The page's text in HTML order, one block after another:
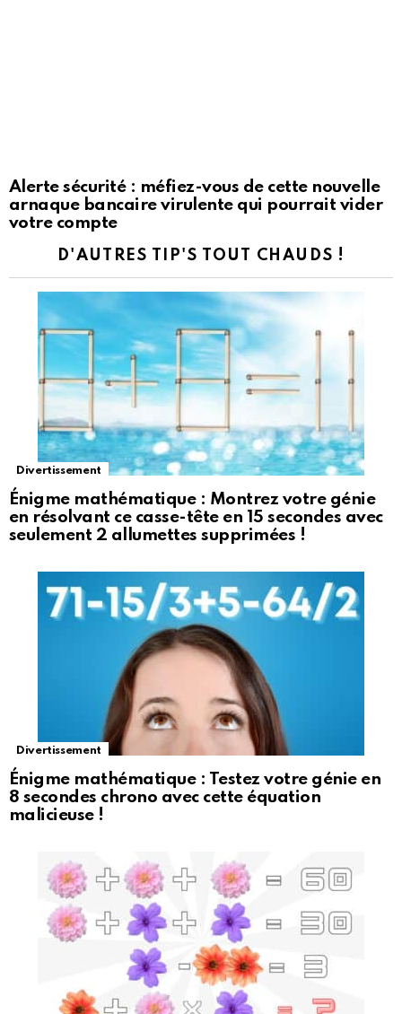
Alerte sécurité : méfiez-vous de cette nouvelle
arnaque bancaire virulente qui pourrait vider
votre compte
D'AUTRES TIP'S TOUT CHAUDS !
Divertissement
Énigme mathématique : Montrez votre génie
en résolvant ce casse-tête en 15 secondes avec
seulement 2 allumettes supprimées !
Divertissement
Énigme mathématique : Testez votre génie en
8 secondes chrono avec cette équation
malicieuse !